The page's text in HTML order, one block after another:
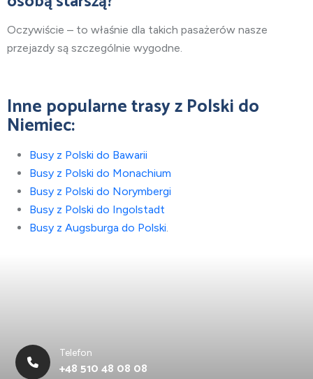
Oczywiście – to właśnie dla takich pasażerów nasze
przejazdy są szczególnie wygodne.
Inne popularne trasy z Polski do
Niemiec:
Busy z Polski do Bawarii
Busy z Polski do Monachium
Busy z Polski do Norymbergi
Busy z Polski do Ingolstadt
Busy z Augsburga do Polski
Telefon
+48 510 48 08 08